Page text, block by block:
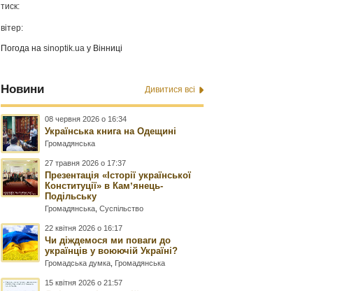
тиск:
вітер:
Погода наsinoptik.ua у Вінниці
Новини Дивитися всі
08 червня 2026 о 16:34
Українська книга на Одещині
Громадянська
27 травня 2026 о 17:37
Презентація «Історії української
Конституції» в Камʼянець-
Подільську
Громадянська ,Суспільство
22 квітня 2026 о 16:17
Чи діждемося ми поваги до
українців у воюючій Україні?
Громадська думка Громадянська
15 квітня 2026 о 21:57